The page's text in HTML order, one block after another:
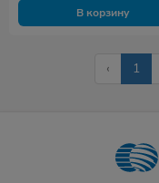
В корзину
‹ 1